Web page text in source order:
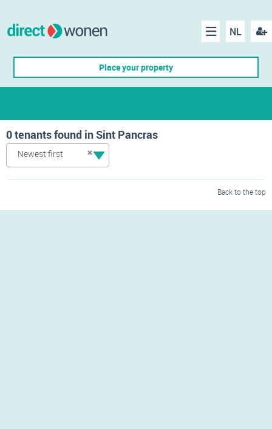
NL
Menu
Place your property
0 tenants found in Sint Pancras
Newest first
Back to the top